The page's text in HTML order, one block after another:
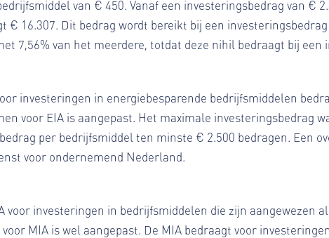
van € 450. Vanaf een investeringsbedrag van €
€ 16.307. Dit bedrag wordt bereikt bij een
7,56% van het meerdere, totdat deze nihil bedraagt bij een
investeringen in energiebesparende bedrijfsmiddelen
voor EIA is aangepast. Het maximale investeringsbedrag
per bedrijfsmiddel ten minste € 2.500 bedragen. Een
voor ondernemend Nederland.
voor investeringen in bedrijfsmiddelen die zijn
MIA is wel aangepast. De MIA bedraagt voor